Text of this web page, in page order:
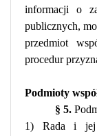
informacji o
publicznych,
przedmiot
procedur
Podmioty
§ 5.
1) Rada i jej